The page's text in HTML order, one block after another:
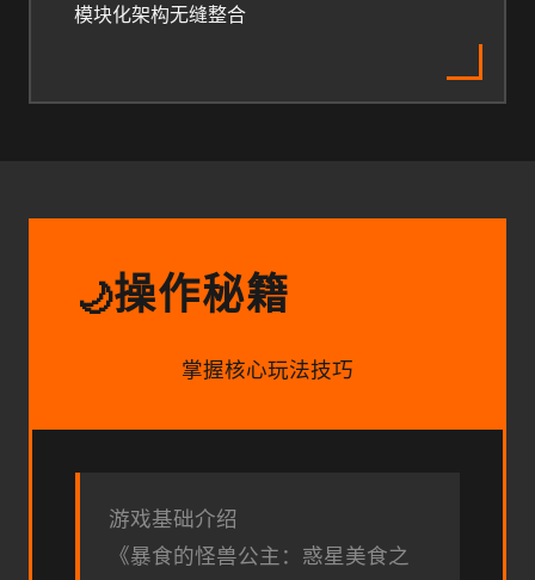
模块化架构无缝整合
🌙操作秘籍
掌握核心玩法技巧
游戏基础介绍
《暴食的怪兽公主：惑星美食之